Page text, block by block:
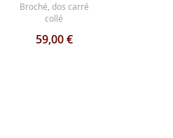
Broché, dos carré
collé
59,00 €